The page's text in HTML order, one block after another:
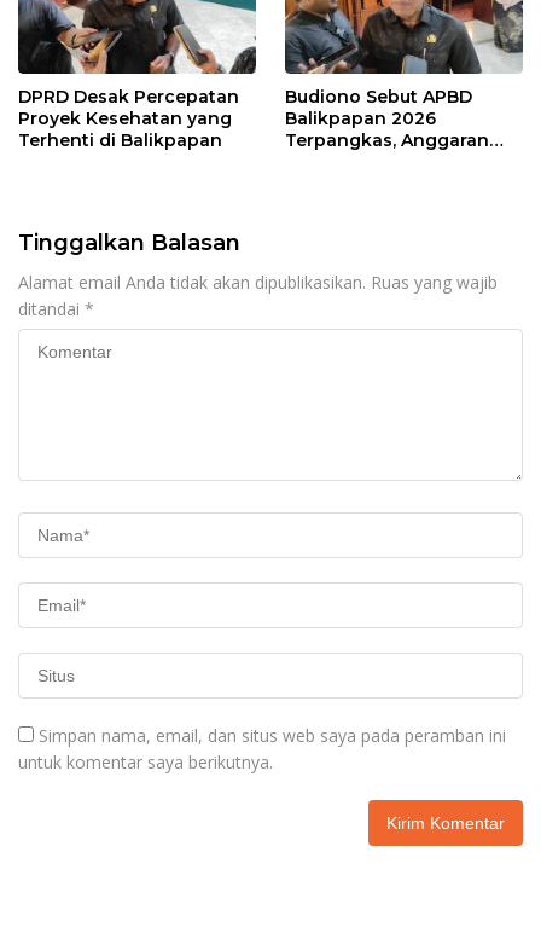
DPRD Desak Percepatan
Proyek Kesehatan yang
Terhenti di Balikpapan
Budiono Sebut APBD
Balikpapan 2026
Terpangkas, Anggaran
Tinggalkan Balasan
Alamat email Anda tidak akan dipublikasikan. Ruas yang wajib
ditandai *
Simpan nama, email, dan situs web saya pada peramban ini
untuk komentar saya berikutnya.